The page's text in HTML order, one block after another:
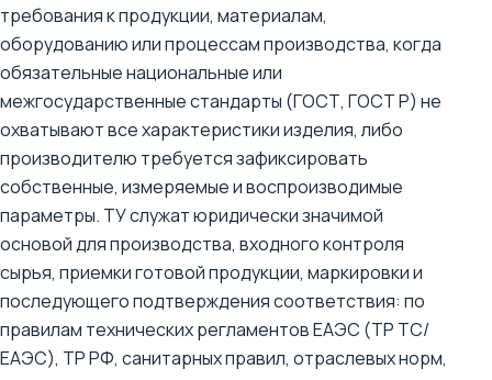
требования к продукции, материалам,
оборудованию или процессам производства, когда
обязательные национальные или
межгосударственные стандарты (ГОСТ, ГОСТ Р) не
охватывают все характеристики изделия, либо
производителю требуется зафиксировать
собственные, измеряемые и воспроизводимые
параметры. ТУ служат юридически значимой
основой для производства, входного контроля
сырья, приемки готовой продукции, маркировки и
последующего подтверждения соответствия: по
правилам технических регламентов ЕАЭС (ТР ТС/
ЕАЭС), ТР РФ, санитарных правил, отраслевых норм,